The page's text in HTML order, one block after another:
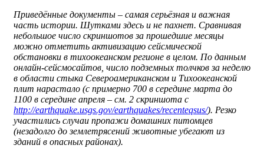
Приведённые документы – самая серьёзная и важная
часть истории. Шутками здесь и не пахнет. Сравнивая
небольшое число скриншотов за прошедшие месяцы
можно отметить активизацию сейсмической
обстановки в тихоокеанском регионе в целом. По данным
онлайн-сейсмосайтов, число подземных толчков за неделю
в области стыка Североамериканском и Тихоокеанской
плит нарастало (с примерно 700 в середине марта до
1100 в середине апреля – см. 2 скриншота с
http://earthquake.usgs.gov/earthquakes/recenteqsus/). Резко
участились случаи пропажи домашних питомцев
(незадолго до землетрясений животные убегают из
зданий в опасных районах).